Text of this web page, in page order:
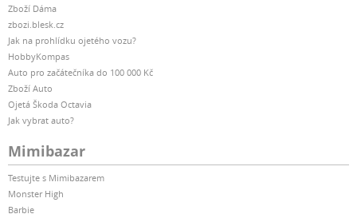
Zboží Dáma
zbozi.blesk.cz
Jak na prohlídku ojetého vozu?
HobbyKompas
Auto pro začátečníka do 100 000 Kč
Zboží Auto
Ojetá Škoda Octavia
Jak vybrat auto?
Mimibazar
Testujte s Mimibazarem
Monster High
Barbie